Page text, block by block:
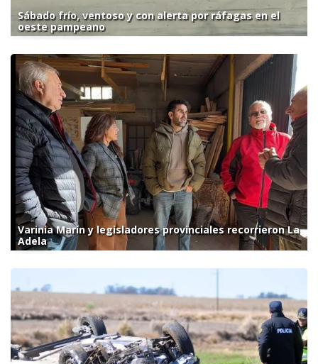
Sábado frío, ventoso y con alerta por ráfagas en el
oeste pampeano
Varinia Marín y legisladores provinciales recorrieron La
Adela